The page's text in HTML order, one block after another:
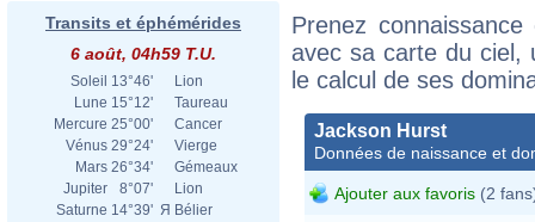
Transits et éphémérides
6 août, 04h59 T.U.
Soleil 13°46'
Lion
Lune 15°12'
Taureau
Mercure 25°00'
Cancer
Vénus 29°24'
Vierge
Mars 26°34'
Gémeaux
Jupiter
8°07'
Lion
Saturne 14°39' Я Bélier
Prenez
avec sa carte du ciel,
le calcul de ses
Jackson Hurst
Données de naissance et
Ajouter aux favoris (2